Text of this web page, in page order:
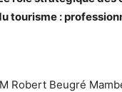
tourisme :
Robert Beugré